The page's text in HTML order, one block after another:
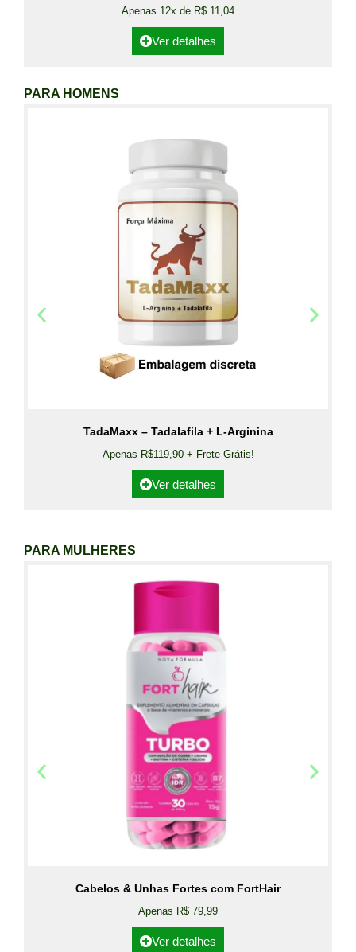
Apenas 12x de R$ 11,04
Ver detalhes
PARA HOMENS
TadaMaxx – Tadalafila + L-Arginina
Apenas R$119,90 + Frete Grátis!
Ver detalhes
PARA MULHERES
Cabelos & Unhas Fortes com FortHair
Apenas R$ 79,99
Ver detalhes